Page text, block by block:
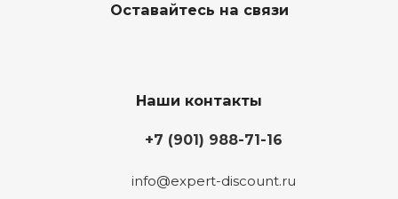
Оставайтесь на связи
Наши контакты
+7 (901) 988-71-16
info@expert-discount.ru